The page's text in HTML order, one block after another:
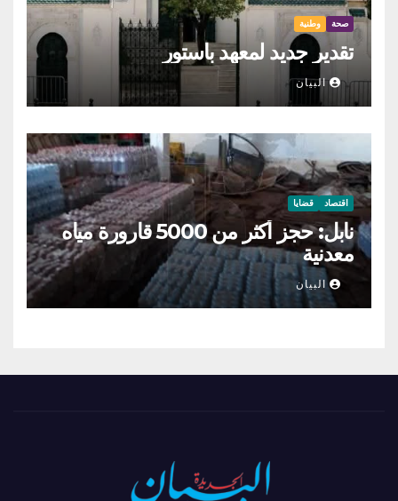
صحة وطنية
تقدير جديد لمعهد باستور
البيان
اقتصاد قضايا
نابل: حجز أكثر من 5000 قارورة مياه
معدنية
البيان